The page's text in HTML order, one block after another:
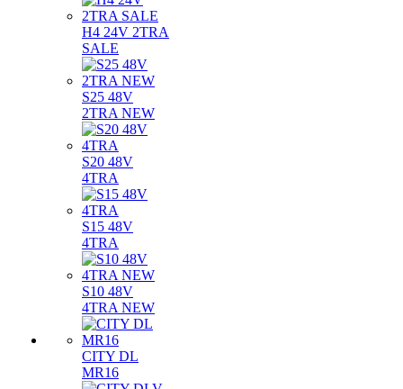
H4 24V 2TRA
SALE
S25 48V
2TRA NEW
S20 48V
4TRA
S15 48V
4TRA
S10 48V
4TRA NEW
CITY DL
MR16